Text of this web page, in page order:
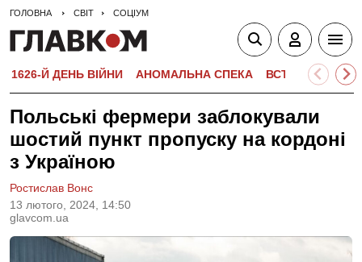
ГОЛОВНА СВІТ СОЦІУМ
1626-Й ДЕНЬ ВІЙНИ АНОМАЛЬНА СПЕКА ВСТУПНА
Польські фермери заблокували
шостий пункт пропуску на кордоні
з Україною
13 лютого, 2024, 14:50
glavcom.ua
Ростислав Вонс